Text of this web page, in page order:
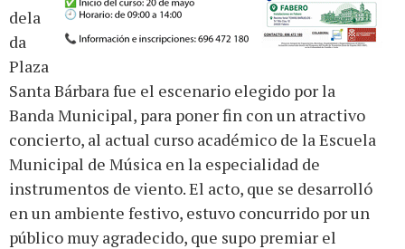
dela
da
Plaza
Santa Bárbara fue el escenario elegido por la
Banda Municipal, para poner fin con un atractivo
concierto, al actual curso académico de la Escuela
Municipal de Música en la especialidad de
instrumentos de viento. El acto, que se desarrolló
en un ambiente festivo, estuvo concurrido por un
público muy agradecido, que supo premiar el